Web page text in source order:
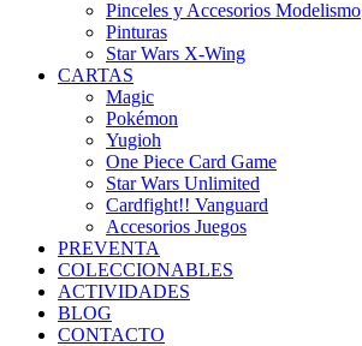
Pinceles y Accesorios Modelismo
Pinturas
Star Wars X-Wing
CARTAS
Magic
Pokémon
Yugioh
One Piece Card Game
Star Wars Unlimited
Cardfight!! Vanguard
Accesorios Juegos
PREVENTA
COLECCIONABLES
ACTIVIDADES
BLOG
CONTACTO